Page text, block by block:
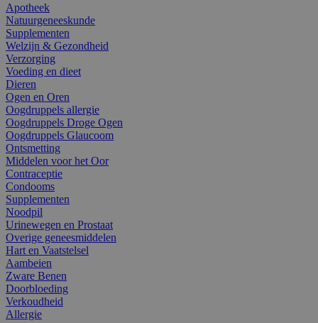
Apotheek
Natuurgeneeskunde
Supplementen
Welzijn & Gezondheid
Verzorging
Voeding en dieet
Dieren
Ogen en Oren
Oogdruppels allergie
Oogdruppels Droge Ogen
Oogdruppels Glaucoom
Ontsmetting
Middelen voor het Oor
Contraceptie
Condooms
Supplementen
Noodpil
Urinewegen en Prostaat
Overige geneesmiddelen
Hart en Vaatstelsel
Aambeien
Zware Benen
Doorbloeding
Verkoudheid
Allergie